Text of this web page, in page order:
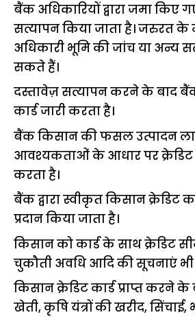
बैंक अधिकारियों द्वारा जमा किए
सत्यापन किया जाता है। जरुरत
अधिकारी भूमि की जांच या अन्य
सकते हैं।
दस्तावेज़ सत्यापन करने के बाद
कार्ड जारी करता है।
बैंक किसान की फसल उत्पादन
आवश्यकताओं के आधार पर क्रेडिट
करता है।
बैंक द्वारा स्वीकृत किसान क्रेडिट
प्रदान किया जाता है।
किसान को कार्ड के साथ क्रेडिट
चुकौती अवधि आदि की सूचनाएं भी
किसान क्रेडिट कार्ड प्राप्त करने
खेती, कृषि यंत्रों की खरीद,